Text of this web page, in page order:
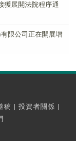
獲展開法院程序通
限公司正在開展增
稿 | 投資者關係 |